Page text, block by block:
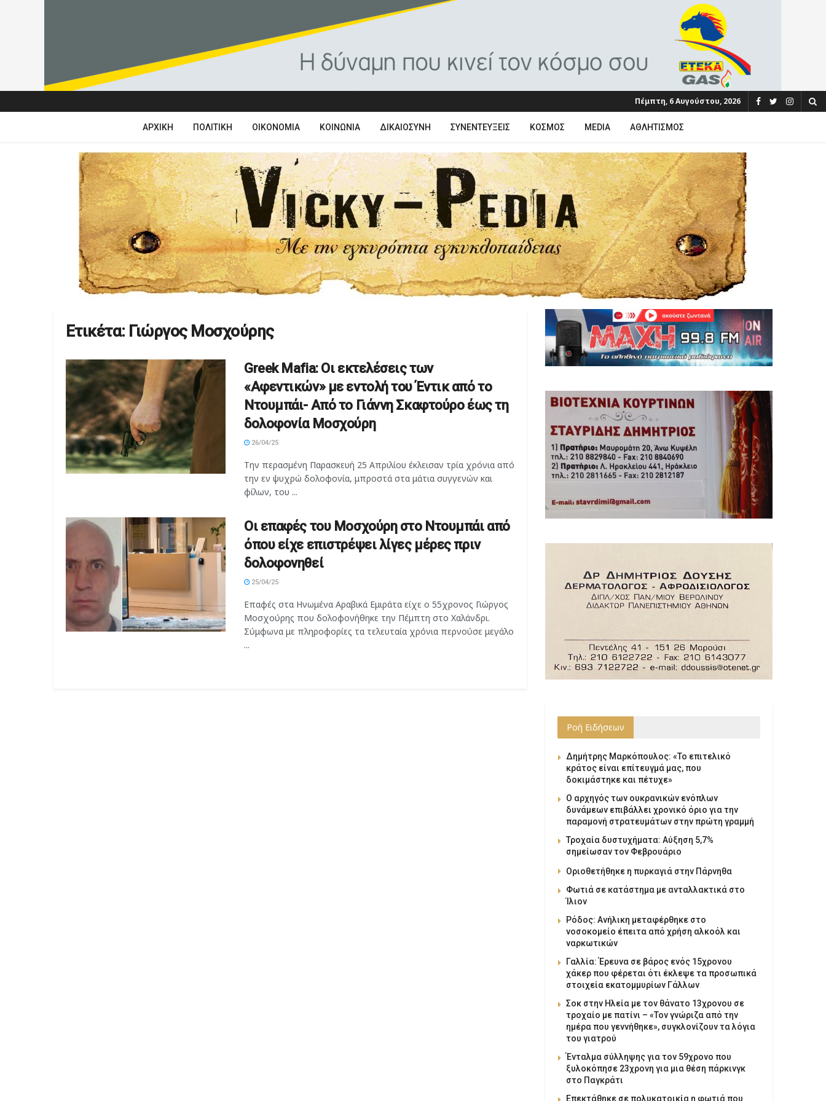
Πέμπτη, 6 Αυγούστου, 2026
ΑΡΧΙΚΉ ΠΟΛΙΤΙΚΉ ΟΙΚΟΝΟΜΊΑ ΚΟΙΝΩΝΊΑ ΔΙΚΑΙΟΣΎΝΗ ΣΥΝΕΝΤΕΎΞΕΙΣ ΚΌΣΜΟΣ MEDIA ΑΘΛΗΤΙΣΜΌΣ
Ετικέτα: Γιώργος Μοσχούρης
Greek Mafia: Οι εκτελέσεις των
«Αφεντικών» με εντολή του Έντικ από το
Ντουμπάι- Από το Γιάννη Σκαφτούρο έως τη
δολοφονία Μοσχούρη
26/04/25
Την περασμένη Παρασκευή 25 Απριλίου έκλεισαν τρία χρόνια από
την εν ψυχρώ δολοφονία, μπροστά στα μάτια συγγενών και
φίλων, του ...
Οι επαφές του Μοσχούρη στο Ντουμπάι από
όπου είχε επιστρέψει λίγες μέρες πριν
δολοφονηθεί
25/04/25
Επαφές στα Ηνωμένα Αραβικά Εμιράτα είχε ο 55χρονος Γιώργος
Μοσχούρης που δολοφονήθηκε την Πέμπτη στο Χαλάνδρι.
Σύμφωνα με πληροφορίες τα τελευταία χρόνια περνούσε μεγάλο
...
Ροή Ειδήσεων
Δημήτρης Μαρκόπουλος: «Το επιτελικό
κράτος είναι επίτευγμά μας, που
δοκιμάστηκε και πέτυχε»
Ο αρχηγός των ουκρανικών ενόπλων
δυνάμεων επιβάλλει χρονικό όριο για την
παραμονή στρατευμάτων στην πρώτη γραμμή
Τροχαία δυστυχήματα: Αύξηση 5,7%
σημείωσαν τον Φεβρουάριο
Οριοθετήθηκε η πυρκαγιά στην Πάρνηθα
Φωτιά σε κατάστημα με ανταλλακτικά στο
Ίλιον
Ρόδος: Ανήλικη μεταφέρθηκε στο
νοσοκομείο έπειτα από χρήση αλκοόλ και
ναρκωτικών
Γαλλία: Έρευνα σε βάρος ενός 15χρονου
χάκερ που φέρεται ότι έκλεψε τα προσωπικά
στοιχεία εκατομμυρίων Γάλλων
Σοκ στην Ηλεία με τον θάνατο 13χρονου σε
τροχαίο με πατίνι – «Τον γνώριζα από την
ημέρα που γεννήθηκε», συγκλονίζουν τα λόγια
του γιατρού
Ένταλμα σύλληψης για τον 59χρονο που
ξυλοκόπησε 23χρονη για μια θέση πάρκινγκ
στο Παγκράτι
Επεκτάθηκε σε πολυκατοικία η φωτιά που